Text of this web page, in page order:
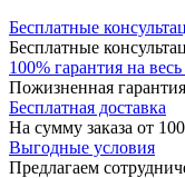
Бесплатные
Бесплатные
100% гарантия на
Пожизненная
Бесплатная доставка
На сумму заказа от
Выгодные условия
Предлагаем